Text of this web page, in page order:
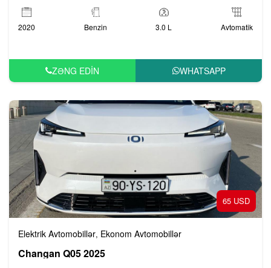
2020 Benzin 3.0 L Avtomatik
ZƏNG EDIN WHATSAPP
65 USD
Elektrik Avtomobillər, Ekonom Avtomobillər
Changan Q05 2025